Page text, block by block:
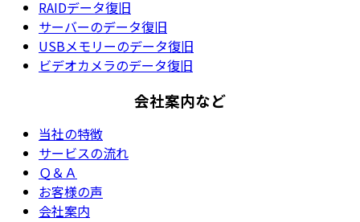
RAIDデータ復旧
サーバーのデータ復旧
USBメモリーのデータ復旧
ビデオカメラのデータ復旧
会社案内など
当社の特徴
サービスの流れ
Ｑ＆Ａ
お客様の声
会社案内